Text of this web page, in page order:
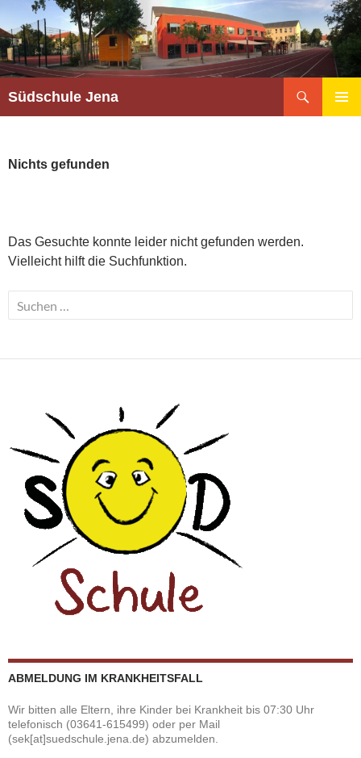
Südschule Jena
Nichts gefunden
Das Gesuchte konnte leider nicht gefunden werden.
Vielleicht hilft die Suchfunktion.
ABMELDUNG IM KRANKHEITSFALL
Wir bitten alle Eltern, ihre Kinder bei Krankheit bis 07:30 Uhr
telefonisch (03641-615499) oder per Mail
(sek[at]suedschule.jena.de) abzumelden.